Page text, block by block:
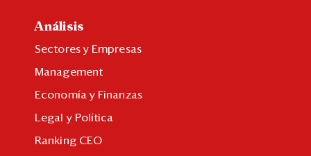
Análisis
Sectores y Empresas
Management
Economía y Finanzas
Legal y Política
Ranking CEO